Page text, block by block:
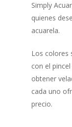
Simply
quienes
acuarela.
Los colores
con el
obtener
cada uno
precio.